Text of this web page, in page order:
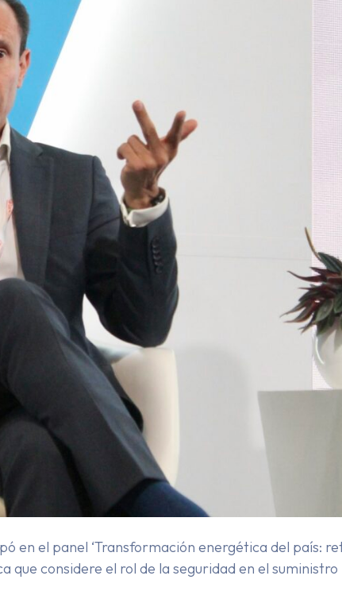
en el panel ‘Transformación energética del país:
considere el rol de la seguridad en el suministro